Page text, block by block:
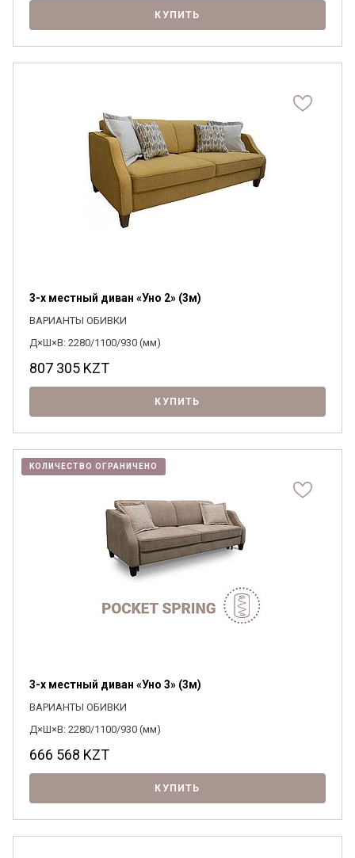
КУПИТЬ
3-х местный диван «Уно 2» (3м)
ВАРИАНТЫ ОБИВКИ
Д×Ш×В: 2280/1100/930 (мм)
807 305 KZT
КУПИТЬ
КОЛИЧЕСТВО ОГРАНИЧЕНО
3-х местный диван «Уно 3» (3м)
ВАРИАНТЫ ОБИВКИ
Д×Ш×В: 2280/1100/930 (мм)
666 568 KZT
КУПИТЬ